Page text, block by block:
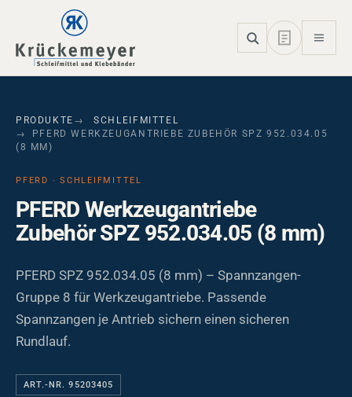
Skip to main navigation
Skip to main content
Skip to page footer
PRODUKTE
SCHLEIFMITTEL
PFERD WERKZEUGANTRIEBE ZUBEHÖR SPZ 952.034.05
(8 MM)
PFERD · SCHLEIFMITTEL
PFERD Werkzeugantriebe
Zubehör SPZ 952.034.05 (8 mm)
PFERD SPZ 952.034.05 (8 mm) – Spannzangen-
Gruppe 8 für Werkzeugantriebe. Passende
Spannzangen je Antrieb sichern einen sicheren
Rundlauf.
ART.-NR. 95203405